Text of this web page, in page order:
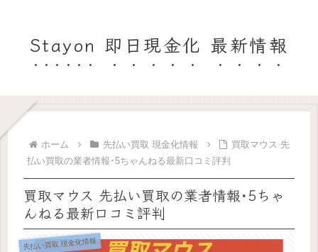
Stayon 即日現金化 最新情報
ホーム 先払い買取 現金化情報
買取マウス 先
払い買取の業者情報･5ちゃんねる最新口コミ評判
買取マウス 先払い買取の業者情報･5ちゃ
んねる最新口コミ評判
先払い買取 現金化情報